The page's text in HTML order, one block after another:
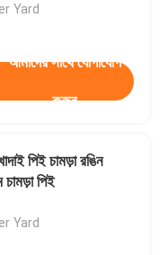
Yard
আমাদের সাথে যোগাযোগ
করুন
পিই চামড়া রঙিন
পিই
Yard